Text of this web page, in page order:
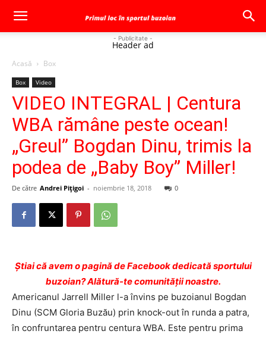
- Publicitate -
Header ad
Acasă Box
Box Video
VIDEO INTEGRAL | Centura
WBA rămâne peste ocean!
„Greul” Bogdan Dinu, trimis la
podea de „Baby Boy” Miller!
De către Andrei Pițigoi - noiembrie 18, 2018 0
Ştiai că avem o pagină de Facebook dedicată sportului
buzoian? Alătură-te comunității noastre.
Americanul Jarrell Miller l-a învins pe buzoianul Bogdan
Dinu (SCM Gloria Buzău) prin knock-out în runda a patra,
în confruntarea pentru centura WBA. Este pentru prima